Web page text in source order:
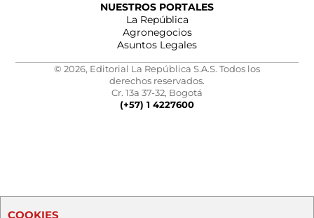
NUESTROS PORTALES
La República
Agronegocios
Asuntos Legales
© 2026, Editorial La República S.A.S. Todos los
derechos reservados.
Cr. 13a 37-32, Bogotá
(+57) 1 4227600
COOKIES